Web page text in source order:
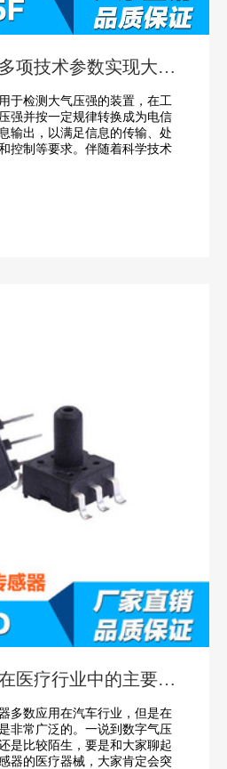
项技术参数实现大幅
检测大气压强的装置，在工
强并按一定规律转换成为电信
输出，以满足信息的传输、处
控制等要求。伴随着科学技术
医疗行业中的主要作
数应用在汽车行业，但是在
非常广泛的。一说到数字气压
是比较陌生，要是和大家聊起
器的医疗器械，大家肯定会突